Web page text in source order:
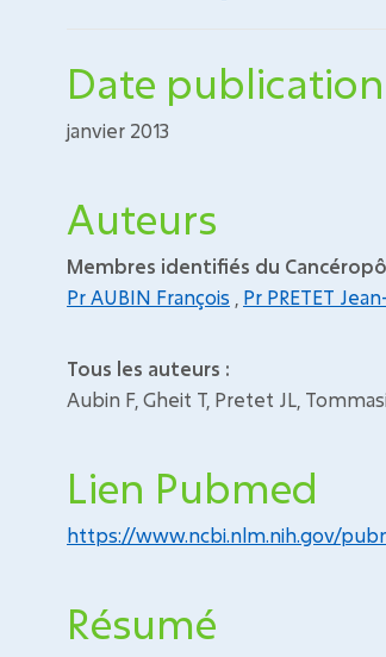
Date publication
janvier 2013
Auteurs
Membres identifiés du
Pr AUBIN François
Pr PRETET
Tous les auteurs :
Aubin F, Gheit T, Pretet JL,
Lien Pubmed
https://www.ncbi.nlm.nih.gov/
Résumé